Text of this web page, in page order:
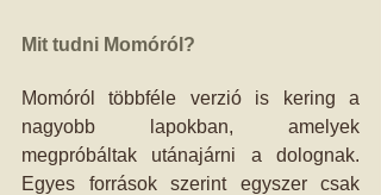
Mit tudni Momóról?
Momóról többféle verzió is kering a
nagyobb lapokban, amelyek
megpróbáltak utánajárni a dolognak.
Egyes források szerint egyszer csak